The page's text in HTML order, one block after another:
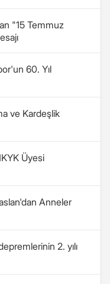
"15 Temmuz
60. Yıl
ve Kardeşlik
Üyesi
Anneler
2. yılı